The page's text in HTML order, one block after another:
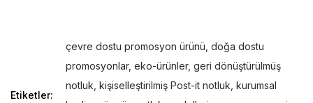
Etiketler:
çevre dostu promosyon ürünü doğa dostu
promosyonlar, eko-ürünler, geri dönüştürülmüş
notluk kişiselleştirilmiş Post-it notluk kurumsal